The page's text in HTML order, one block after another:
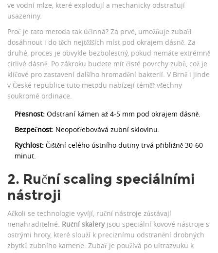
ve vodní mlze, které explodují a mechanicky odstraňují
usazeniny.
Proč je tato metoda tak účinná? Za prvé, umožňuje zubaři
dosáhnout i do těch nejtěžších míst pod okrajem dásně. Za
druhé, proces je obvykle bezbolestný, pokud nemáte extrémně
citlivé dásně. Po zákroku budete mít čisté povrchy zubů, což je
klíčové pro zastavení dalšího hromadění bakterií. V Brně i jinde
v České republice tuto metodu nabízejí téměř všechny
soukromé ordinace.
Přesnost: Odstraní kámen až 4-5 mm pod okrajem dásně.
Bezpečnost: Neopotřebovává zubní sklovinu.
Rychlost: Čištění celého ústního dutiny trvá přibližně 30-60
minut.
2. Ruční scaling speciálními
nástroji
Ačkoli se technologie vyvíjí, ruční nástroje zůstávají
nenahraditelné. Ruční skaleryjsou speciální kovové nástroje s
ostrými hroty, které slouží k preciznímu odstranění drobných
zbytků zubního kamene. Zubař je používá po ultrazvuku k